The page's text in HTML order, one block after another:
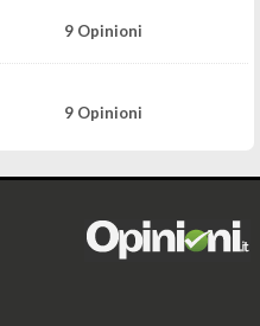
9 Opinioni
9 Opinioni